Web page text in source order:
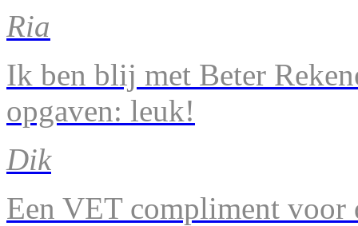
Ria
Ik ben blij met Beter
opgaven: leuk!
Dik
Een VET compliment voor